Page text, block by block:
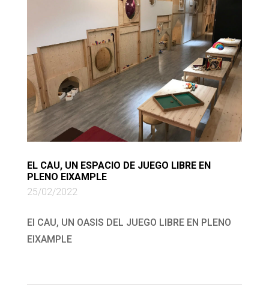
EL CAU, UN ESPACIO DE JUEGO LIBRE EN
PLENO EIXAMPLE
25/02/2022
El CAU, UN OASIS DEL JUEGO LIBRE EN PLENO
EIXAMPLE